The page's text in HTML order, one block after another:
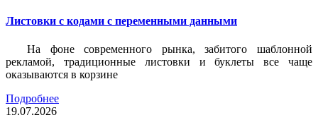
Листовки c кодами с переменными данными
На фоне современного рынка, забитого шаблонной
рекламой, традиционные листовки и буклеты все чаще
оказываются в корзине
Подробнее
19.07.2026